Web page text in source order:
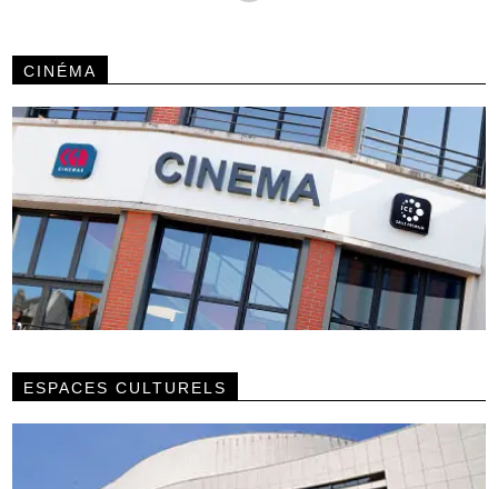
CINÉMA
ESPACES CULTURELS